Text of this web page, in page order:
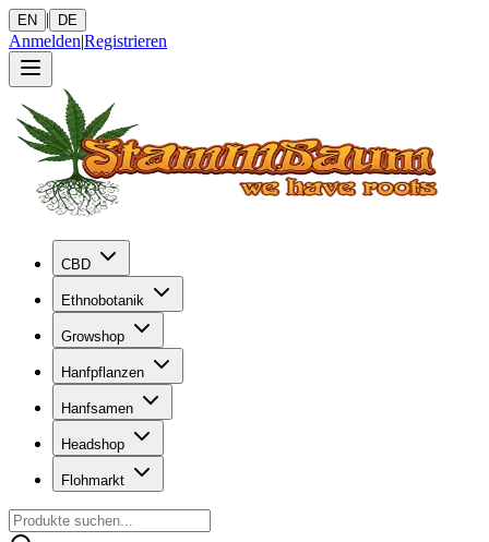
EN | DE
Anmelden|Registrieren
CBD
Ethnobotanik
Growshop
Hanfpflanzen
Hanfsamen
Headshop
Flohmarkt